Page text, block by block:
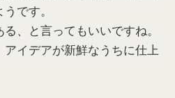
です。
、と言ってもいいですね。
イデアが新鮮なうちに仕上